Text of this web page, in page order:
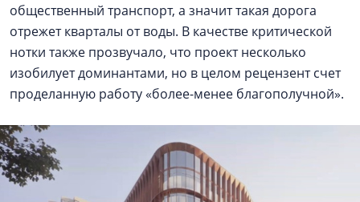
общественный транспорт, а значит такая дорога
отрежет кварталы от воды. В качестве критической
нотки также прозвучало, что проект несколько
изобилует доминантами, но в целом рецензент счет
проделанную работу «более-менее благополучной».